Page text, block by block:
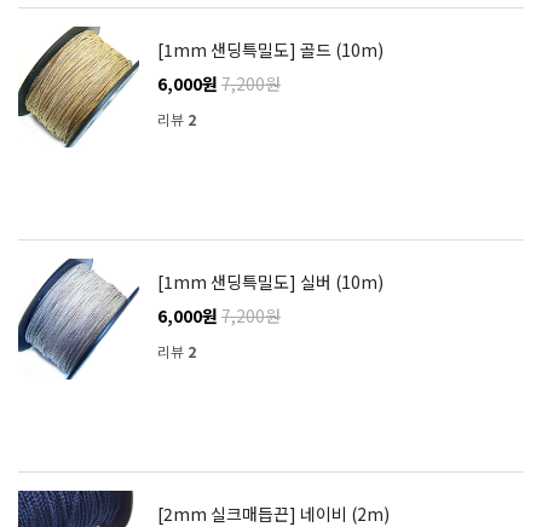
[1mm 샌딩특밀도] 골드 (10m)
6,000원 7,200원
리뷰 2
[1mm 샌딩특밀도] 실버 (10m)
6,000원 7,200원
리뷰 2
[2mm 실크매듭끈] 네이비 (2m)